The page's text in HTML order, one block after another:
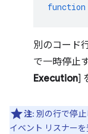
function
別のコード
で一時停止
Execution]
注: 別の行で停
イベント リスナー